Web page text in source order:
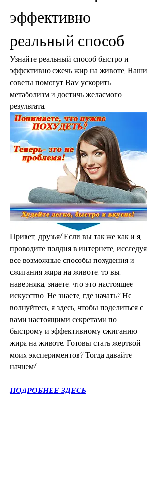
эффективно
реальный способ
Узнайте реальный способ быстро и
эффективно сжечь жир на животе. Наши
советы помогут Вам ускорить
метаболизм и достичь желаемого
результата.
Привет, друзья! Если вы так же как и я,
проводите полдня в интернете, исследуя
все возможные способы похудения и
сжигания жира на животе, то вы,
наверняка, знаете, что это настоящее
искусство. Не знаете, где начать? Не
волнуйтесь, я здесь, чтобы поделиться с
вами настоящими секретами по
быстрому и эффективному сжиганию
жира на животе. Готовы стать жертвой
моих экспериментов? Тогда давайте
начнем!
ПОДРОБНЕЕ ЗДЕСЬ